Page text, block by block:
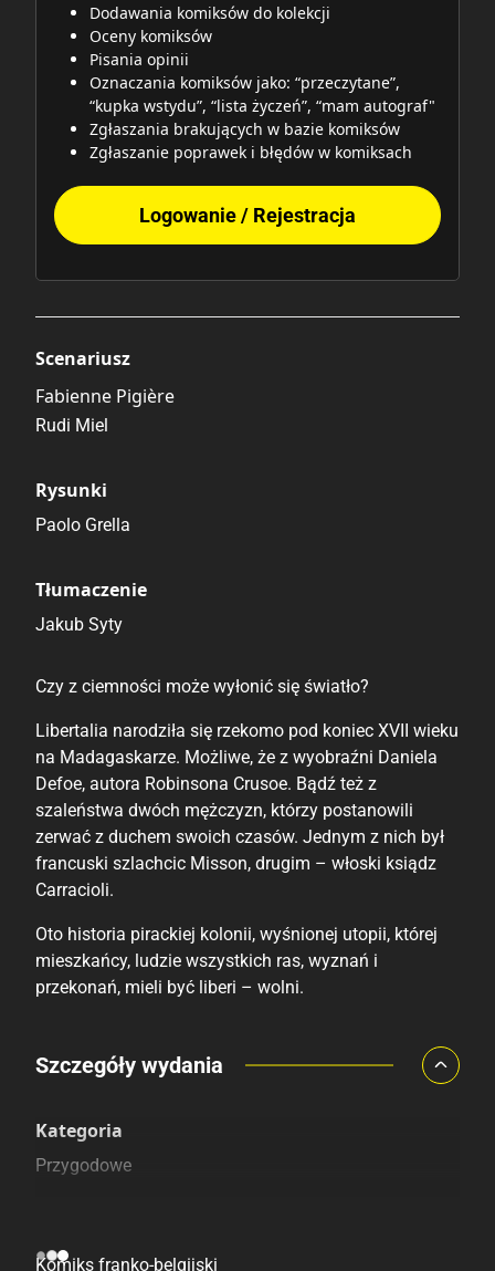
Dodawania komiksów do kolekcji
Oceny komiksów
Pisania opinii
Oznaczania komiksów jako: “przeczytane”,
“kupka wstydu”, “lista życzeń”, “mam autograf"
Zgłaszania brakujących w bazie komiksów
Zgłaszanie poprawek i błędów w komiksach
Logowanie / Rejestracja
Scenariusz
Fabienne Pigière
Rudi Miel
Rysunki
Paolo Grella
Tłumaczenie
Jakub Syty
Czy z ciemności może wyłonić się światło?
Libertalia narodziła się rzekomo pod koniec XVII wieku
na Madagaskarze. Możliwe, że z wyobraźni Daniela
Defoe, autora Robinsona Crusoe. Bądź też z
szaleństwa dwóch mężczyzn, którzy postanowili
zerwać z duchem swoich czasów. Jednym z nich był
francuski szlachcic Misson, drugim – włoski ksiądz
Carracioli.
Oto historia pirackiej kolonii, wyśnionej utopii, której
mieszkańcy, ludzie wszystkich ras, wyznań i
przekonań, mieli być liberi – wolni.
Porównaj ceny
Szczegóły wydania
Kategoria
Przygodowe
Komiks franko-belgijski